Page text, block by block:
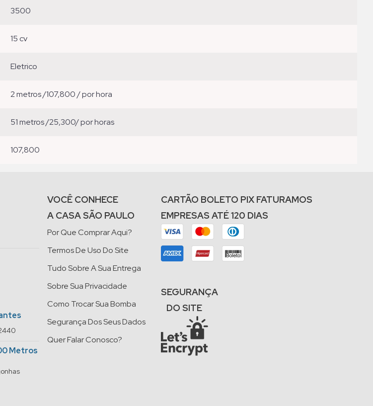
3500
15 cv
eletrico
2 metros /107,800 / por hora
51 metros /25,300/ por horas
107,800
Metros
VOCÊ CONHECE
A CASA SÃO PAULO
Por Que Comprar Aqui?
Termos De Uso Do Site
Tudo Sobre A Sua Entrega
Sobre Sua Privacidade
Como Trocar Sua Bomba
Segurança Dos Seus Dados
Quer Falar Conosco?
CARTÃO BOLETO PIX FATURAMOS
EMPRESAS ATÉ 120 DIAS
SEGURANÇA
DO SITE